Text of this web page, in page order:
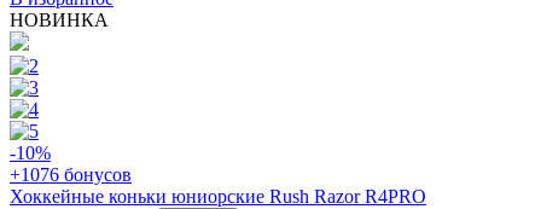
НОВИНКА
-10%
+1076 бонусов
Хоккейные коньки юниорские Rush Razor R4PRO